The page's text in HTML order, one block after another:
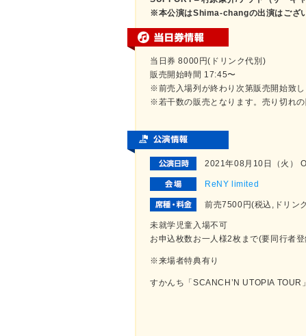
※本公演はShima-changの出演はござ
当日券 8000円(ドリンク代別)
販売開始時間 17:45〜
※前売入場列が終わり次第販売開始致し
※若干数の販売となります。売り切れの
2021年08月10日（火）
ReNY limited
前売7500円(税込,ドリン
未就学児童入場不可
お申込枚数お一人様2枚まで(要同行者
※来場者特典有り
すかんち「SCANCH’N UTOPIA TOUR